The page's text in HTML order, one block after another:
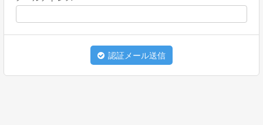
認証メール送信